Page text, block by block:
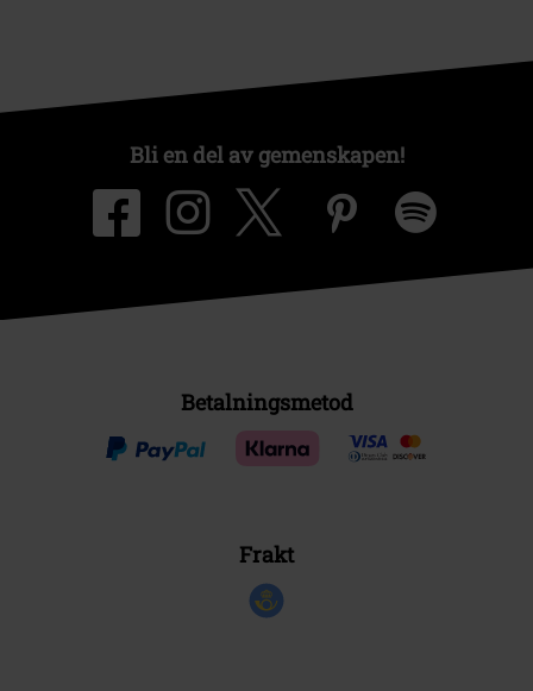
Bli en del av gemenskapen!
Betalningsmetod
Frakt